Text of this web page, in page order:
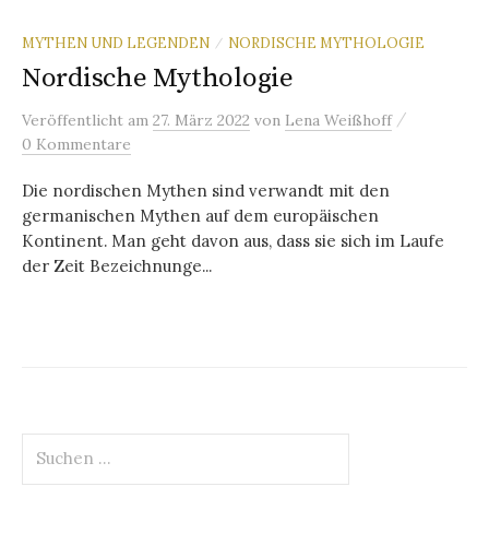
MYTHEN UND LEGENDEN / NORDISCHE MYTHOLOGIE
Nordische Mythologie
Veröffentlicht am 27. März 2022 von Lena Weißhoff /
0 Kommentare
Die nordischen Mythen sind verwandt mit den
germanischen Mythen auf dem europäischen
Kontinent. Man geht davon aus, dass sie sich im Laufe
der Zeit Bezeichnunge...
nach: